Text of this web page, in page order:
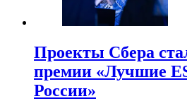
Проекты Сбера
премии «Лучшие
России»